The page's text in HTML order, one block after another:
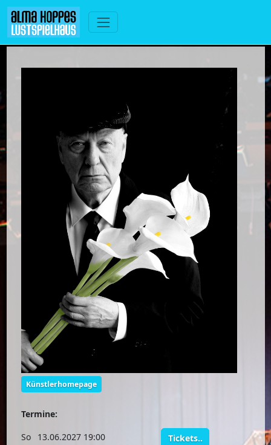
Künstlerhomepage
Termine:
So
13.06.2027 19:00 Tickets..